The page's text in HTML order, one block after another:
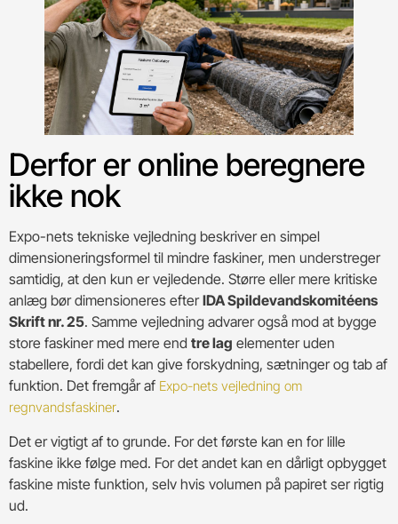
Derfor er online beregnere
ikke nok
Expo-nets tekniske vejledning beskriver en simpel
dimensioneringsformel til mindre faskiner, men understreger
samtidig, at den kun er vejledende. Større eller mere kritiske
anlæg bør dimensioneres efterIDA Spildevandskomitéens
Skrift nr. 25. Samme vejledning advarer også mod at bygge
store faskiner med mere end tre lag elementer uden
stabellere, fordi det kan give forskydning, sætninger og tab af
funktion. Det fremgår af Expo-nets vejledning om
regnvandsfaskiner.
Det er vigtigt af to grunde. For det første kan en for lille
faskine ikke følge med. For det andet kan en dårligt opbygget
faskine miste funktion, selv hvis volumen på papiret ser rigtig
ud.